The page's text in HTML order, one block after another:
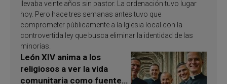
llevaba veinte años sin pastor. La ordenación tuvo lugar
hoy. Pero hace tres semanas antes tuvo que
comprometer públicamente a la Iglesia local con la
controvertida ley que busca eliminar la identidad de las
minorías.
León XIV anima a los
religiosos a ver la vida
comunitaria como fuente